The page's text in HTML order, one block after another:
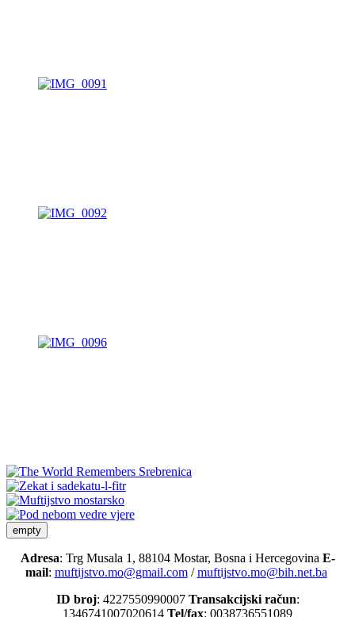
empty
Adresa: Trg Musala 1, 88104 Mostar, Bosna i Hercegovina E-
mail: muftijstvo.mo@gmail.com/muftijstvo.mo@bih.net.ba
ID broj: 4227550990007 Transakcijski račun:
1346741007020614 Tel/fax: 0038736551089